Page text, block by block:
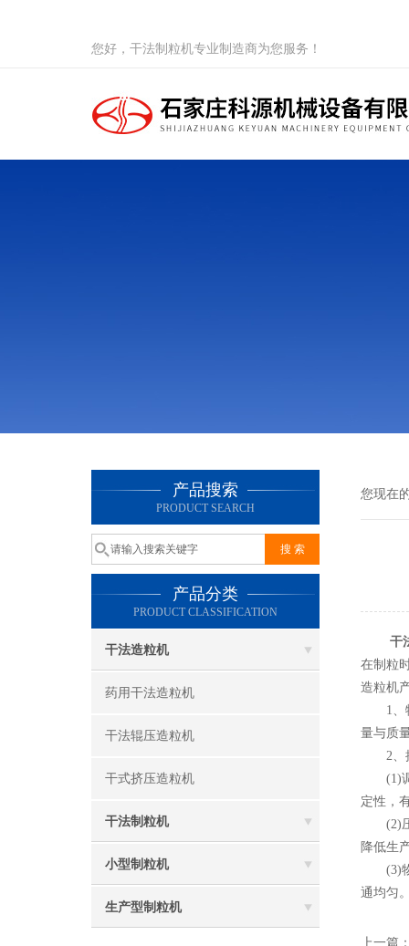
您好，干法制粒机专业制造商为您服务！
产品搜索
PRODUCT SEARCH
产品分类
PRODUCT CLASSIFICATION
干法造粒机
药用干法造粒机
干法辊压造粒机
干式挤压造粒机
干法制粒机
小型制粒机
生产型制粒机
您现在
干
在制粒
造粒机
1、物
量与质
2、
(1)调
定性，
(2)压
降低生
(3)物
通均匀
上一篇